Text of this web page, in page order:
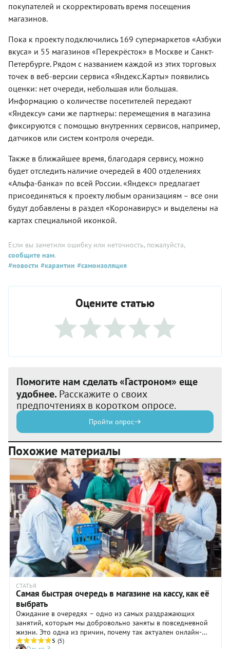
покупателей и скорректировать время посещения
магазинов.
Пока к проекту подключились 169 супермаркетов «Азбуки
вкуса» и 55 магазинов «Перекрёсток» в Москве и Санкт-
Петербурге. Рядом с названием каждой из этих торговых
точек в веб-версии сервиса «Яндекс.Карты» появились
оценки: нет очереди, небольшая или большая.
Информацию о количестве посетителей передают
«Яндексу» сами же партнеры: перемещения в магазина
фиксируются с помощью внутренних сервисов, например,
датчиков или систем контроля очереди.
Также в ближайшее время, благодаря сервису, можно
будет отследить наличие очередей в 400 отделениях
«Альфа-банка» по всей России. «Яндекс» предлагает
присоединяться к проекту любым оранизациям – все они
будут добавлены в раздел «Коронавирус» и выделены на
картах специальной иконкой.
Если вы заметили ошибку или неточность, пожалуйста,
сообщите нам.
#новости #карантин #самоизоляция
Оцените статью
Помогите нам сделать «Гастроном» еще
удобнее. Расскажите о своих
предпочтениях в коротком опросе.
Пройти опрос
Похожие материалы
СТАТЬЯ
Самая быстрая очередь в магазине на кассу, как её
выбрать
Ожидание в очередях – одно из самых раздражающих
занятий, которым мы добровольно заняты в повседневной
жизни. Это одна из причин, почему так актуален онлайн-
шоппинг, где вообще нет очередей в кассу, но не все и
5 (5)